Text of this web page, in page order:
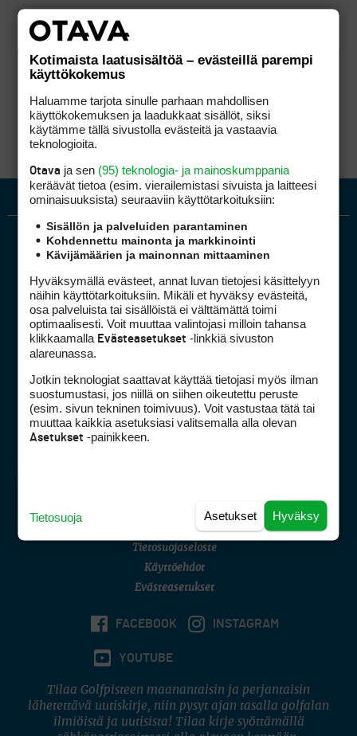
Golfpiste mediakortti
Golfpisteen yhteystiedot
DSA avoimuusraportti
Asiakaspalvelu
(digi) digi@otavamedia.fi
Tietosuojaseloste
Käyttöehdot
Evästeasetukset
FACEBOOK INSTAGRAM
YOUTUBE
Tilaa Golfpisteen maanantaisin ja perjantaisin
lähetettävä uutiskirje, niin pysyt ajan tasalla golfalan
ilmiöistä ja uutisista! Tilaa kirje syöttämällä
Kotimaista laatusisältöä – evästeillä parempi
käyttökokemus
Haluamme tarjota sinulle parhaan mahdollisen
käyttökokemuksen ja laadukkaat sisällöt, siksi
käytämme tällä sivustolla evästeitä ja vastaavia
teknologioita.
Otava ja sen (95) teknologia- ja mainoskumppania
keräävät tietoa (esim. vierailemis­tasi sivuista ja laitteesi
ominaisuuk­sista) seuraaviin käyttötarkoituksiin:
Sisällön ja palveluiden parantaminen
Kohdennettu mainonta ja markkinointi
Kävijämäärien ja mainonnan mittaaminen
Hyväksymällä evästeet, annat luvan tietojesi käsittelyyn
näihin käyttötarkoituksiin. Mikäli et hyväksy evästeitä,
osa palveluista tai sisällöistä ei välttämättä toimi
optimaalisesti. Voit muuttaa valintojasi milloin tahansa
klikkaamalla Evästeasetukset -linkkiä sivuston
alareunassa.
Jotkin teknologiat saattavat käyttää tietojasi myös ilman
suostumustasi, jos niillä on siihen oikeutettu peruste
(esim. sivun tekninen toimivuus). Voit vastustaa tätä tai
muuttaa kaikkia asetuksiasi valitsemalla alla olevan
Asetukset -painikkeen.
Hyväksy
Asetukset
Tietosuoja